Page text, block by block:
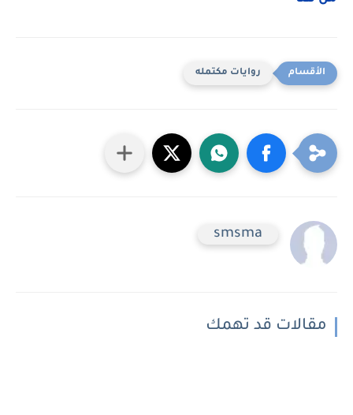
روايات مكتمله
smsma
مقالات قد تهمك